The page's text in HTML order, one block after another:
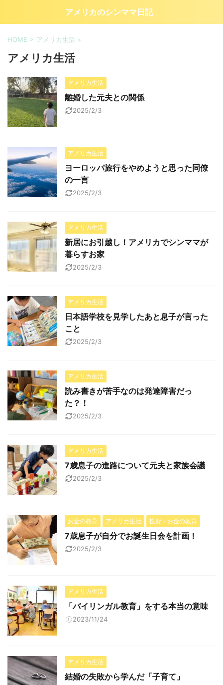
アメリカのシンママ日記
HOME > アメリカ生活 >
アメリカ生活
アメリカ生活
離婚した元夫との関係
2025/2/3
アメリカ生活
ヨーロッパ旅行をやめようと思った同僚
の一言
2025/2/3
アメリカ生活
新居にお引越し！アメリカでシンママが
暮らすお家
2025/2/3
アメリカ生活
日本語学校を見学したあと息子が言った
こと
2025/2/3
アメリカ生活
読み書きが苦手なのは発達障害だっ
た？！
2025/2/3
アメリカ生活
7歳息子の進路について元夫と家族会議
2025/2/3
お金の教育 アメリカ生活 投資・お金の教育
7歳息子が自分でお誕生日会を計画！
2025/2/3
アメリカ生活
「バイリンガル教育」をする本当の意味
2023/11/24
アメリカ生活
結婚の失敗から学んだ「子育て」